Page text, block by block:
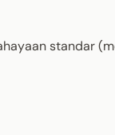
standar